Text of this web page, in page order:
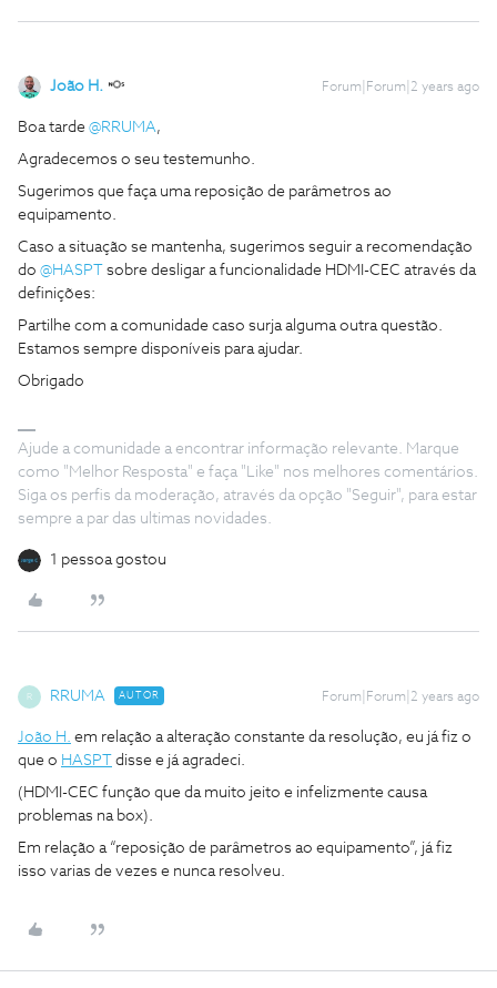
João H. Forum|Forum|2 years ago
Boa tarde @RRUMA,
Agradecemos o seu testemunho.
Sugerimos que faça uma reposição de parâmetros ao
equipamento.
Caso a situação se mantenha, sugerimos seguir a recomendação
do @HASPT
sobre desligar a funcionalidade HDMI-CEC através da
definições:
Partilhe com a comunidade caso surja alguma outra questão.
Estamos sempre disponíveis para ajudar.
Obrigado
Ajude a comunidade a encontrar informação relevante. Marque
como "Melhor Resposta" e faça "Like" nos melhores comentários.
Siga os perfis da moderação, através da opção "Seguir", para estar
sempre a par das ultimas novidades.
1 pessoa gostou
R RRUMA AUTOR Forum|Forum|2 years ago
João H. em relação a alteração constante da resolução, eu já fiz o
que o HASPT disse e já agradeci.
(HDMI-CEC função que da muito jeito e infelizmente causa
problemas na box).
Em relação a “reposição de parâmetros ao equipamento”, já fiz
isso varias de vezes e nunca resolveu.